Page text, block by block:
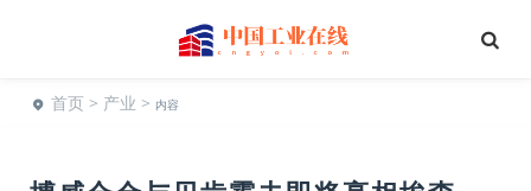
首页 > 产业 > 内容